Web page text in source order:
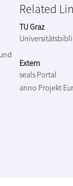
Related
TU Graz
Extern
seals Portal
anno Projekt